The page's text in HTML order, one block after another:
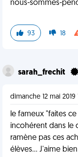
nous-sommes-
93 18
sarah_frechit
dimanche 12 mai 2019
le fameux "faites
incohérent dans le
ramène pas ces
élèves... J'aime